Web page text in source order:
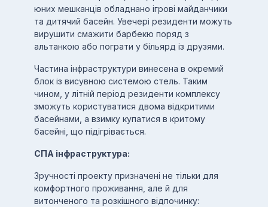
юних мешканців обладнано ігрові майданчики
та дитячий басейн. Увечері резиденти можуть
вирушити смажити барбекю поряд з
альтанкою або пограти у більярд із друзями.
Частина інфраструктури винесена в окремий
блок із висувною системою стель. Таким
чином, у літній період резиденти комплексу
зможуть користуватися двома відкритими
басейнами, а взимку купатися в критому
басейні, що підігрівається.
СПА інфраструктура:
Зручності проекту призначені не тільки для
комфортного проживання, але й для
витонченого та розкішного відпочинку: